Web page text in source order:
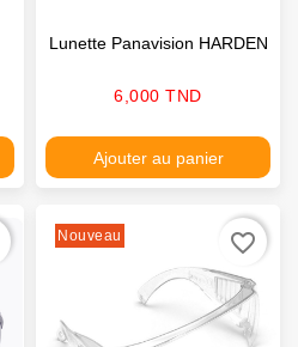
Lunette Panavision HARDEN
Prix
6,000 TND
Ajouter au panier
Nouveau favorite_border